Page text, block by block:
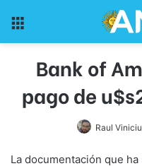
Bank of
pago de
Raul
La documentación que